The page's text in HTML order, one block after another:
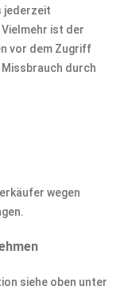
jederzeit
ist der
vor dem Zugriff
durch
wegen
siehe oben unter